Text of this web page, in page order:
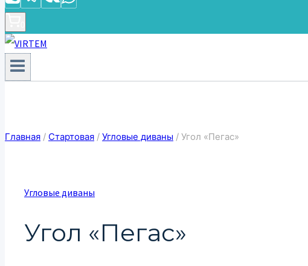
Главная / Стартовая / Угловые диваны / Угол «Пегас»
Угловые диваны
Угол «Пегас»